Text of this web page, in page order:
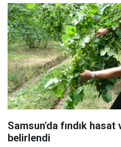
Samsun'da fındık
belirlendi